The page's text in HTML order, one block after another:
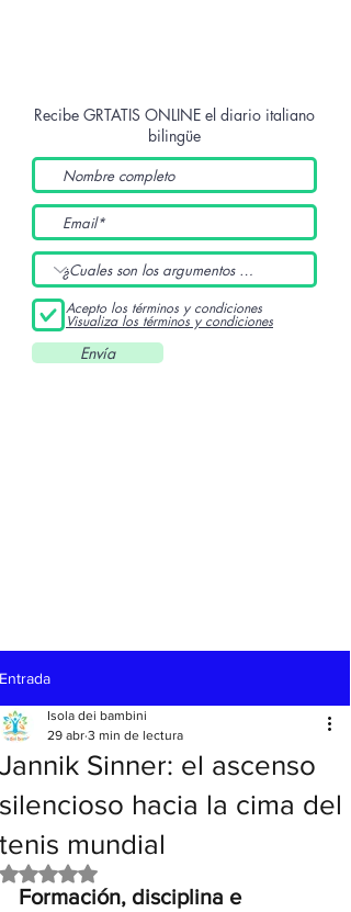
Recibe GRTATIS ONLINE el diario italiano
bilingüe
Acepto los términos y condiciones
Visualiza los términos y condiciones
Envía
Entrada
Jannik Sinner: el ascenso
silencioso hacia la cima del
tenis mundial
Isola dei bambini
29 abr 3 min de lectura
Obtuvo NaN de 5 estrellas.
Formación, disciplina e